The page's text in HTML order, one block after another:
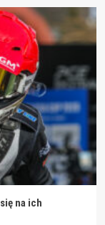
na ich